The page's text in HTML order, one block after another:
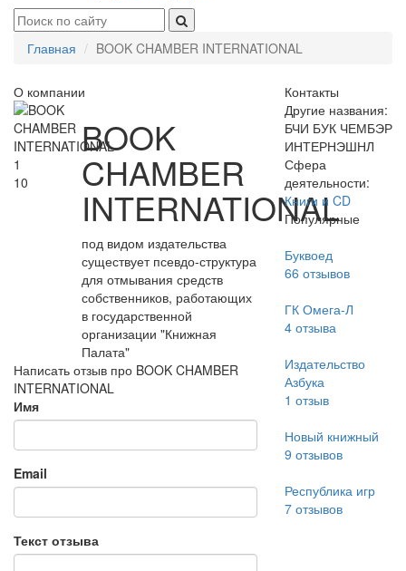
Главная BOOK CHAMBER INTERNATIONAL
О компании
1
10
BOOK
CHAMBER
INTERNATIONAL
под видом издательства
существует псевдо-структура
для отмывания средств
собственников, работающих
в государственной
организации "Книжная
Палата"
Написать отзыв про BOOK CHAMBER
INTERNATIONAL
Имя
Email
Текст отзыва
Контакты
Другие названия:
БЧИ БУК ЧЕМБЭР
ИНТЕРНЭШНЛ
Сфера
деятельности:
Книги и CD
Популярные
Буквоед
66 отзывов
ГК Омега-Л
4отзыва
Издательство
Азбука
1 отзыв
Новый книжный
9 отзывов
Республика игр
7отзывов